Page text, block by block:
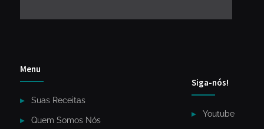
Menu
Suas Receitas
Quem Somos Nós
Siga-nós!
Youtube